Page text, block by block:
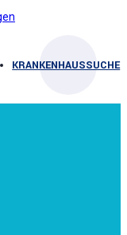
KRANKENHAUSSUCHE